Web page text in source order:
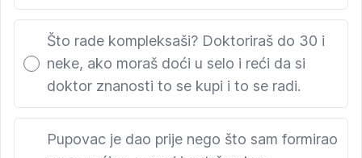
Što rade kompleksaši? Doktoriraš do 30 i
neke, ako moraš doći u selo i reći da si
doktor znanosti to se kupi i to se radi.
Pupovac je dao prije nego što sam formirao